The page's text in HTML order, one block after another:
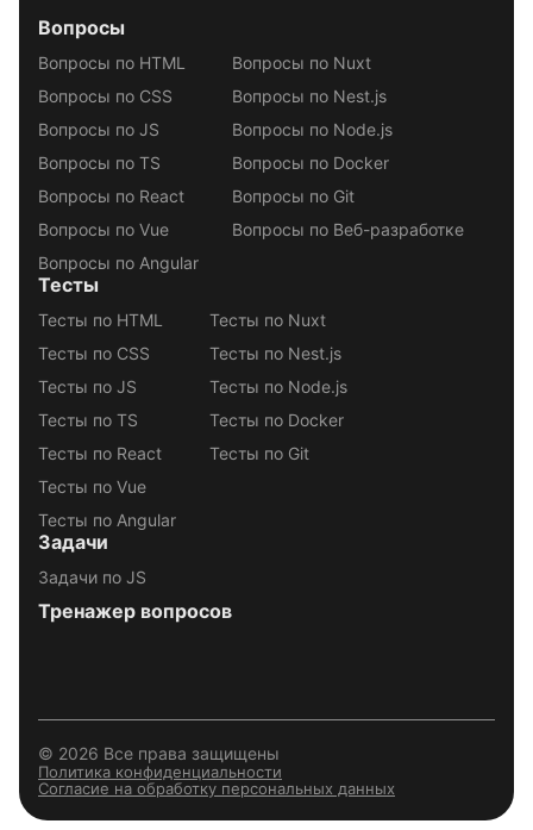
Вопросы
Вопросы по HTML
Вопросы по CSS
Вопросы по JS
Вопросы по TS
Вопросы по React
Вопросы по Vue
Вопросы по Angular
Вопросы по Nuxt
Вопросы по Nest.js
Вопросы по Node.js
Вопросы по Docker
Вопросы по Git
Вопросы по Веб-разработке
Тесты
Тесты по HTML
Тесты по CSS
Тесты по JS
Тесты по TS
Тесты по React
Тесты по Vue
Тесты по Angular
Тесты по Nuxt
Тесты по Nest.js
Тесты по Node.js
Тесты по Docker
Тесты по Git
Задачи
Задачи по JS
Тренажер вопросов
© 2026 Все права защищены
Политика конфиденциальности
Согласие на обработку персональных данных